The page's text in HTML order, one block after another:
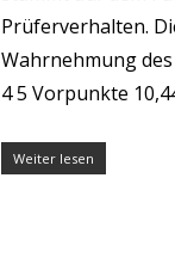
Prüferverhalten.
Wahrnehmung
4 5 Vorpunkte
Weiter lesen